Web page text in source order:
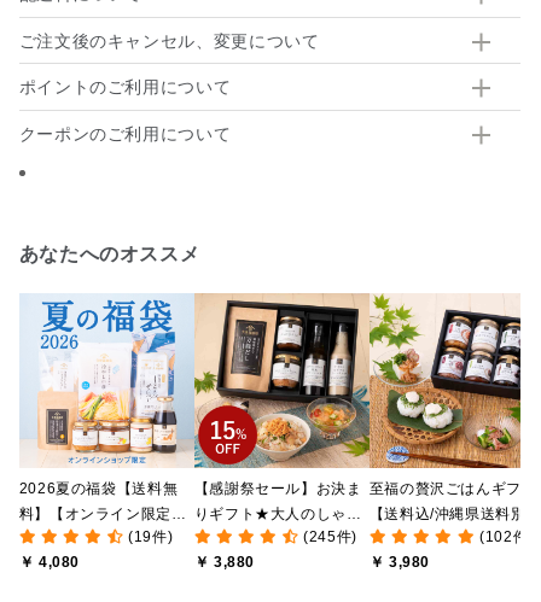
ご注文後のキャンセル、変更について
ポイントのご利用について
クーポンのご利用について
あなたへのオススメ
2026夏の福袋【送料無
料】【オンライン限定】
【ポイントキャンペーン
実施中】【のし・ラッピ
(19件)
￥ 4,080
【感謝祭セール】お決ま
りギフト★大人のしゃけ
しゃけめんたい入り【送
料込/沖縄県送料別途】
(245件)
￥ 3,880
至福の贅沢ごはんギフト
【送料込/沖縄県送料別
途】【化粧箱包装付/オン
ライン限定】
(102件)
￥ 3,980